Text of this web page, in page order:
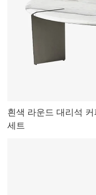
흰색 라운드 대리석
세트